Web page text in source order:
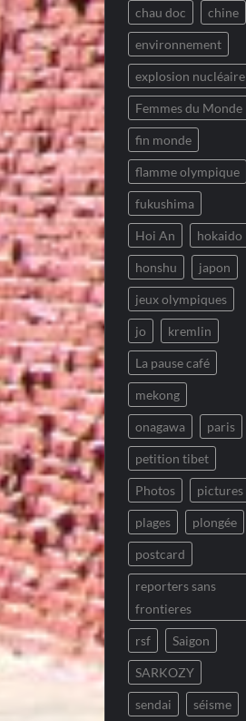
chau doc chine
environnement
explosion nucléaire
Femmes du Monde
fin monde
flamme olympique
fukushima
Hoi An hokaido
honshu japon
jeux olympiques
jo kremlin
La pause café
mekong
onagawa paris
petition tibet
Photos pictures
plages plongée
postcard
reporters sans
frontieres
rsf Saigon
SARKOZY
sendai séisme